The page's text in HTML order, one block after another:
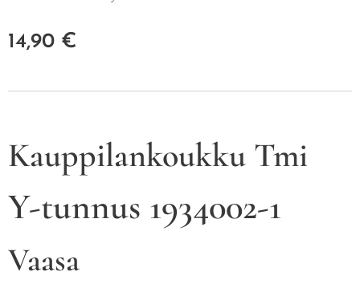
14,90 €
Kauppilankoukku Tmi
Y-tunnus 1934002-1
Vaasa